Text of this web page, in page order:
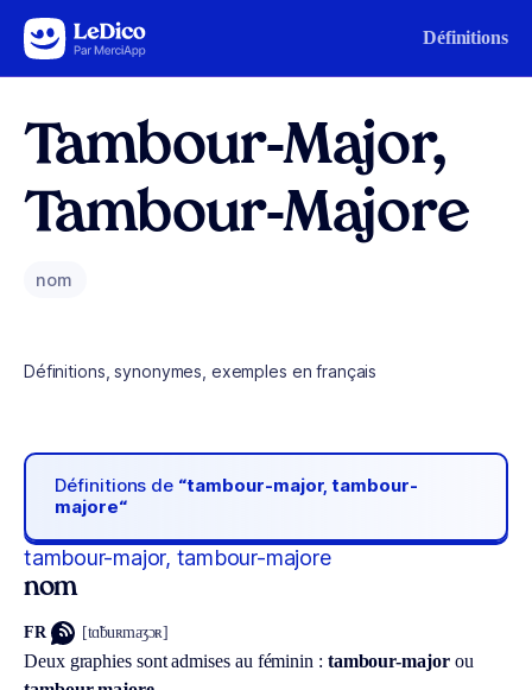
Aller au contenu Définitions
Tambour-Major,
Tambour-Majore
nom
Définitions, synonymes, exemples en français
Définitions de “tambour-major, tambour-
majore“
tambour-major, tambour-majore
nom
FR [tɑ̃buʀmaʒɔʀ]
Deux graphies sont admises au féminin : tambour-majorou